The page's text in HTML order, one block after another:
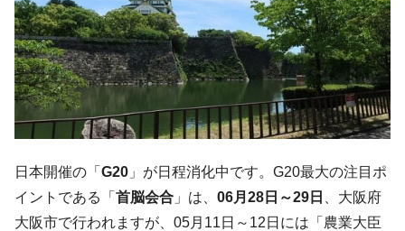
『Money1』
韓国大統領府ボンクラ政策室長が告発され
た ⇒ 国家が行った恐るべき株価操作であり、空前の国政壟
断
『Money1』
韓国･警察職員が「丸刈りになって抗議活
動」
『Money1』
中国だけが鉄鋼輸出を異常増加させる ⇒ 中
『Money1』
韓国製造業「半導体絶好調」のウラで他業
種は全般的「不調」⇒ PSIが示す現況は決して良くない。
日本開催の「 G20 」が日程消化中です。G20最大の注目ポ
イントである「 首脳会合 」は、 06月28日～29日
、大阪府
大阪市で行われますが、05月11日～12日には「農業大臣